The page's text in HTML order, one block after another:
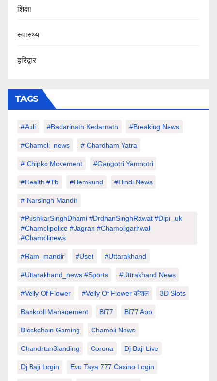
शिक्षा
स्वास्थ्य
हरिद्वार
TAGS
#auli #Badarinath Kedarnath #Breaking News
#chamoli_news # Chardham Yatra
# Chipko Movement #Gangotri Yamnotri
#Health #tb #hemkund #hindi News
# Narsingh Mandir
#PushkarSinghDhami #drdhanSinghRawat #dipr_uk
#chamolipolice #Jagran #chamoligarhwal
#chamolinews
#Ram_mandir #uset #uttarakhand
#Uttarakhand_news #sports #Uttrakhand News
#velly Of Flower #velly Of Flower कौशल 3D Slots
Bankroll Management Bf77 Bf77 App
Blockchain Gaming Chamoli News
Chandrtan3landing Corona Dj Baji Live
Dj Baji Login Evo Taya 777 Casino Login